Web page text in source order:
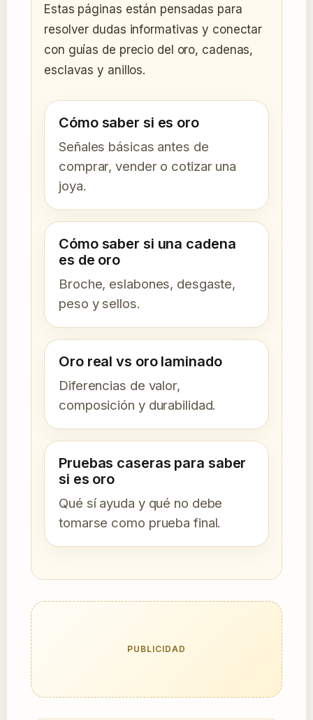
Estas páginas están pensadas para
resolver dudas informativas y conectar
con guías de precio del oro, cadenas,
esclavas y anillos.
Cómo saber si es oro
Señales básicas antes de
comprar, vender o cotizar una
joya.
Cómo saber si una cadena
es de oro
Broche, eslabones, desgaste,
peso y sellos.
Oro real vs oro laminado
Diferencias de valor,
composición y durabilidad.
Pruebas caseras para saber
si es oro
Qué sí ayuda y qué no debe
tomarse como prueba final.
PUBLICIDAD